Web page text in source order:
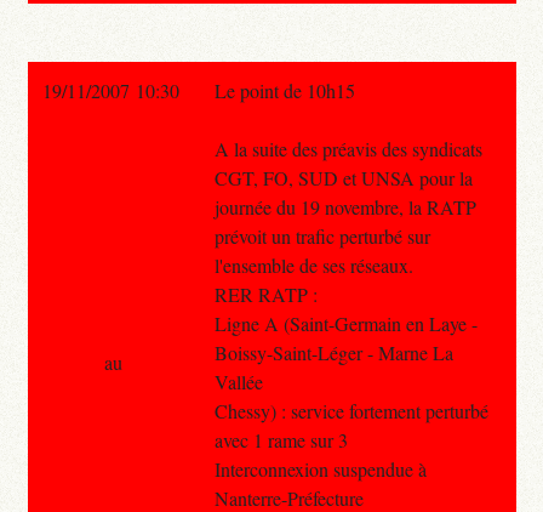
19/11/2007 10:30 Le point de 10h15
A la suite des préavis des syndicats
CGT, FO, SUD et UNSA pour la
journée du 19 novembre, la RATP
prévoit un trafic perturbé sur
l'ensemble de ses réseaux.
RER RATP :
Ligne A (Saint-Germain en Laye -
Boissy-Saint-Léger - Marne La
Vallée
Chessy) : service fortement perturbé
avec 1 rame sur 3
Interconnexion suspendue à
Nanterre-Préfecture
au